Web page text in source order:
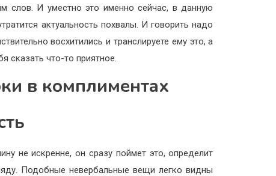
слов. И уместно это именно сейчас, в данную
актуальность похвалы. И говорить надо
восхитились и транслируете ему это, а
сказать что-то приятное.
в комплиментах
не искренне, он сразу поймет это, определит
Подобные невербальные вещи легко видны